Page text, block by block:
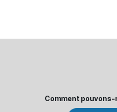
Comment